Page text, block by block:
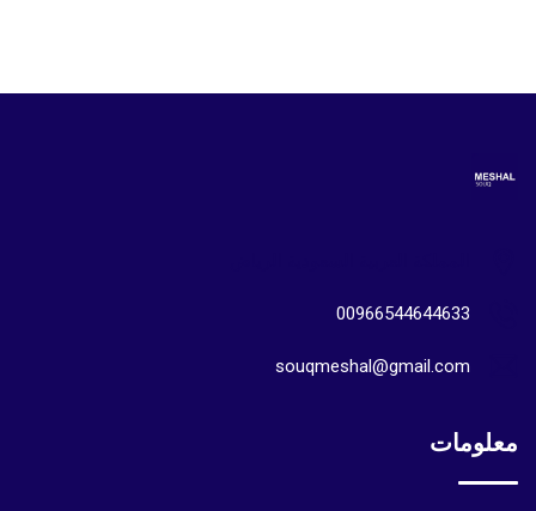
00966544644633
souqmeshal@gmail.com
معلومات